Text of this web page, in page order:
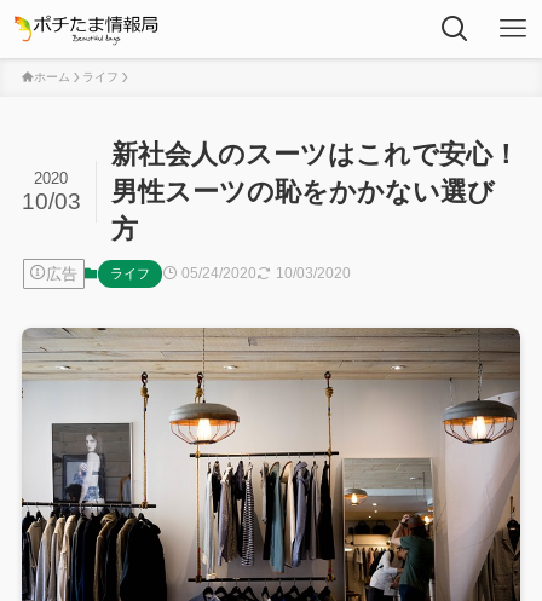
ホーム ライフ
新社会人のスーツはこれで安心！
男性スーツの恥をかかない選び
方
2020
10/03
広告 ライフ 05/24/2020 10/03/2020